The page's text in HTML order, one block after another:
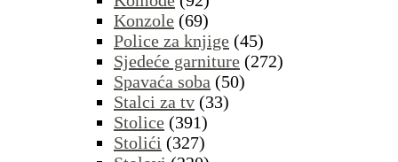
Konzole (69)
Police za knjige (45)
Sjedeće garniture (272)
Spavaća soba (50)
Stalci za tv (33)
Stolice (391)
Stolići (327)